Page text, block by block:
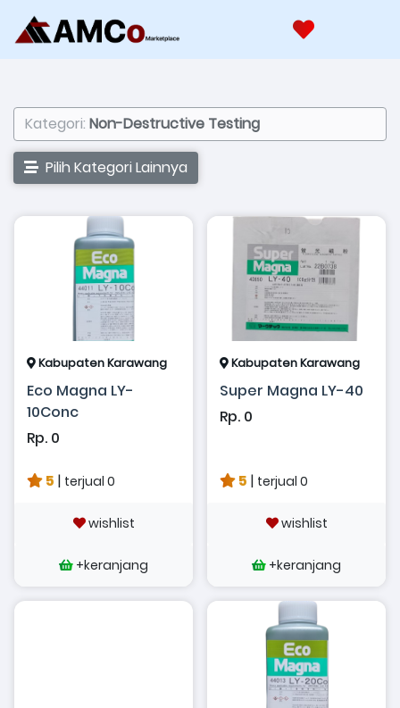
Kategori: Non-Destructive Testing
Pilih Kategori Lainnya
Kabupaten Karawang
Eco Magna LY-
10Conc
Rp. 0
5 | terjual 0
wishlist
+keranjang
Kabupaten Karawang
Super Magna LY-40
Rp. 0
5 | terjual 0
wishlist
+keranjang